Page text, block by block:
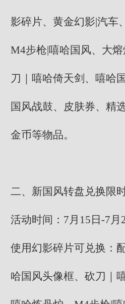
影碎片、黄金幻影|汽车
M4步枪|嘻哈国风、大
刀｜嘻哈倚天剑、嘻哈
国风战鼓、皮肤券、精
金币等物品。
二、新国风转盘兑换限
活动时间：7月15日-7月
使用幻影碎片可兑换：
哈国风头像框、砍刀｜